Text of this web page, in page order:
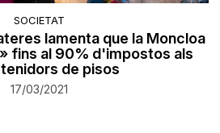
SOCIETAT
lamenta que la Moncloa
fins al 90% d'impostos als
de pisos
17/03/2021